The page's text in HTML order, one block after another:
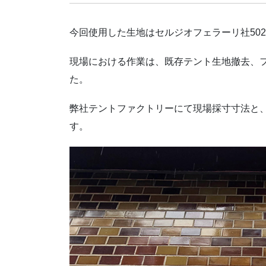
今回使用した生地はセルジオフェラーリ社
現場における作業は、既存テント生地撤去、
た。
弊社テントファクトリーにて現場採寸寸法と
す。